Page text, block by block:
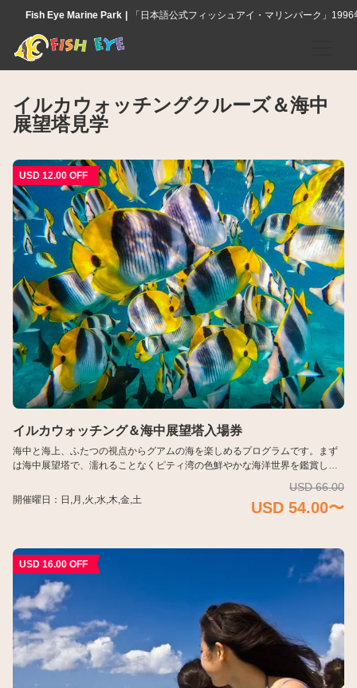
Fish Eye Marine Park 「日本語公式フィッシュアイ・マリンパーク」
アクティビティ
イルカウォッチングクルーズ＆海中展望塔見学
シーウォーカー・ツアー
アイランド伝統体験
竜宮城シュノーケリング
アイランド・カルチャー・ディナーショー
施設案内
海中展望塔
ピティ湾海洋保護区
よくあるご質問
フィッシュアイについて
言語
イルカウォッチングクルーズ＆海中
展望塔見学
USD 12.00 OFF
イルカウォッチング＆海中展望塔入場券
海中と海上、ふたつの視点からグアムの海を楽しめるプログラムです。まず
は海中展望塔で、濡れることなくピティ湾の色鮮やかな海洋世界を鑑賞しま
ぎ、跳ねる野生のイルカたちとの出会いをお楽しみください。世代を問わず
開催曜日：日,月,火,水,木,金,土
USD 66.00
USD 54.00〜
USD 16.00 OFF